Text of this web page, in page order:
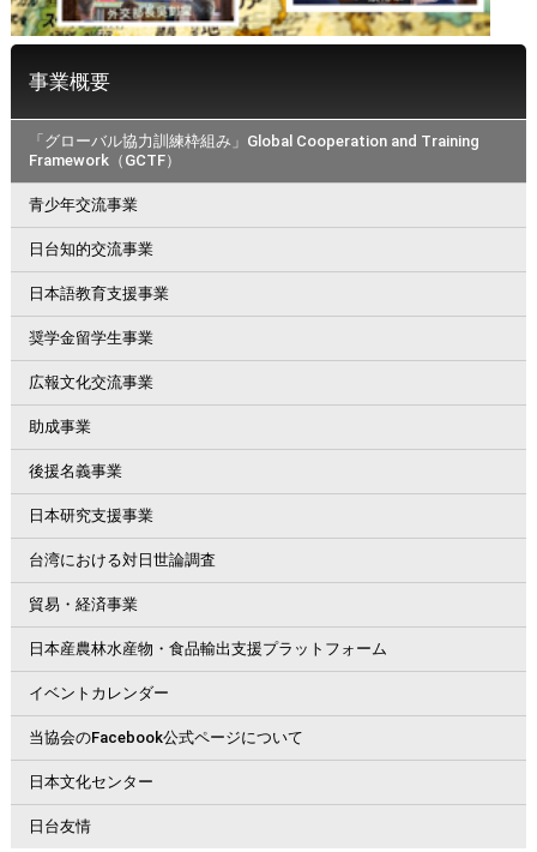
事業概要
「グローバル協力訓練枠組み」Global Cooperation and Training
Framework（GCTF）
青少年交流事業
日台知的交流事業
日本語教育支援事業
奨学金留学生事業
広報文化交流事業
助成事業
後援名義事業
日本研究支援事業
台湾における対日世論調査
貿易・経済事業
日本産農林水産物・食品輸出支援プラットフォーム
イベントカレンダー
当協会のFacebook公式ページについて
日本文化センター
日台友情